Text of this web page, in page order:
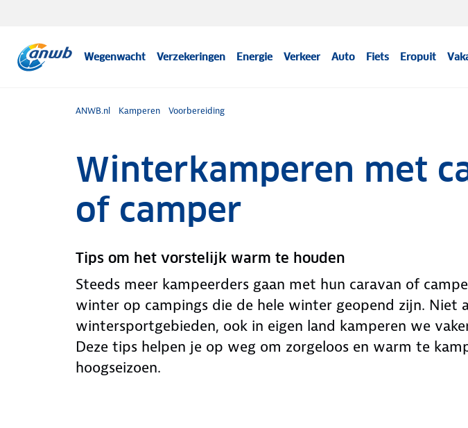
Wegenwacht Verzekeringen Energie Verkeer Auto Fiets Eropuit
ANWB.nl Kamperen Voorbereiding
Winterkamperen met
of camper
Tips om het vorstelijk warm te houden
Steeds meer kampeerders gaan met hun caravan of
winter op campings die de hele winter geopend zijn. Niet
wintersportgebieden, ook in eigen land kamperen we
Deze tips helpen je op weg om zorgeloos en warm te
hoogseizoen.